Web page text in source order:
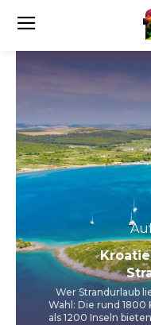
Wer Strandurlaub
Wahl: Die rund
als 1200 Inseln